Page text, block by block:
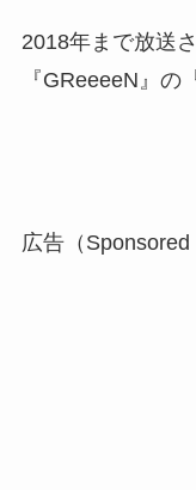
2018年まで放送
『GReeeeN』の
広告（Sponsored